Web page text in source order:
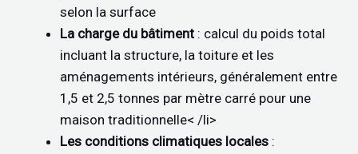
selon la surface
La charge du bâtiment : calcul du poids total
incluant la structure, la toiture et les
aménagements intérieurs, généralement entre
1,5 et 2,5 tonnes par mètre carré pour une
maison traditionnelle< /li>
Les conditions climatiques locales :